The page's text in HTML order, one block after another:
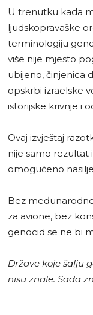
U trenutku kada
ljudskopravaške
terminologiju
više nije mjesto
ubijeno, činjenica
opskrbi izraelske
istorijske krivnje i
Ovaj izvještaj
nije samo rezultat
omogućeno
Bez
za avione, bez
genocid se ne bi
Države koje šalju
nisu znale. Sada